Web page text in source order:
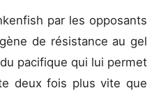
par les opposants
de résistance au gel
pacifique qui lui permet
deux fois plus vite que